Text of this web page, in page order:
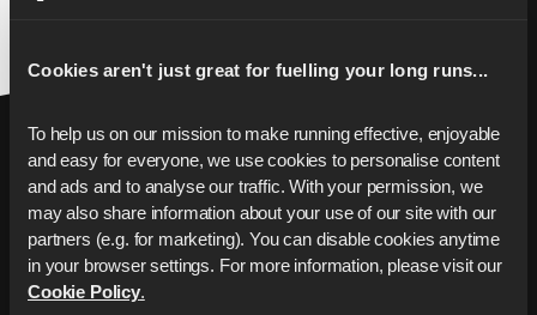
Cookies aren't just great for fuelling your long runs...
To help us on our mission to make running effective, enjoyable
and easy for everyone, we use cookies to personalise content
and ads and to analyse our traffic. With your permission, we
may also share information about your use of our site with our
partners (e.g. for marketing). You can disable cookies anytime
in your browser settings. For more information, please visit our
Cookie Policy.
あなたのランニングを次